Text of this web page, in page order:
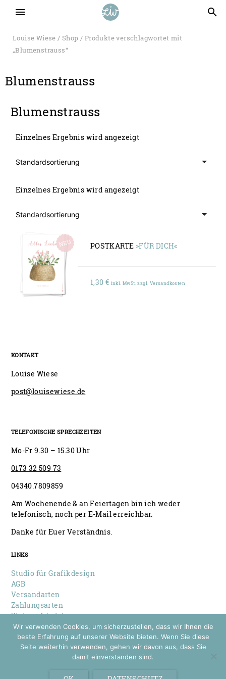
menu search
Louise Wiese / Shop / Produkte verschlagwortet mit
„Blumenstrauss“
Blumenstrauss
Blumenstrauss
Einzelnes Ergebnis wird angezeigt
Einzelnes Ergebnis wird angezeigt
POSTKARTE »FÜR DICH«
1,30 € inkl. MwSt. zzgl. Versandkosten
KONTAKT
Louise Wiese
post@louisewiese.de
TELEFONISCHE SPRECHZEITEN
Mo-Fr 9.30 – 15.30 Uhr
0173 32 509 73
04340.7809859
Am Wochenende & an Feiertagen bin ich weder
telefonisch, noch per E-Mail erreichbar.
Danke für Euer Verständnis.
LINKS
Studio für Grafikdesign
AGB
Versandarten
Zahlungsarten
Widerrufsbelehrung
Datenschutz
Impressum
© 2026 Louise Wiese
Wir verwenden Cookies, um sicherzustellen, dass wir Ihnen die
beste Erfahrung auf unserer Website bieten. Wenn Sie diese
Seite weiterhin verwenden, gehen wir davon aus, dass Sie
damit einverstanden sind.